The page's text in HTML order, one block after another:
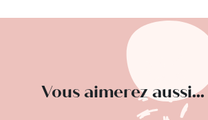
Vous aimerez aussi...